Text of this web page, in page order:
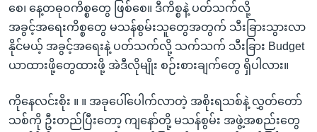
စေ၊ နေ့တဓုဝကိစ္စတွေ ဖြစ်စေ။ ဒီကိစ္စနဲ့ ပတ်သက်လို့
အခွင့်အရေးကိစ္စတွေ မသန်စွမ်းသူတွေအတွက် သီးခြားသွားလာ
နိုင်မယ့် အခွင့်အရေးနဲ့ ပတ်သက်လို့ သက်သက် သီးခြား Budget
ယာထားဖို့တွေထားဖို့ အဲဒီလိုမျိုး စဉ်းစားချက်တွေ ရှိပါလား။
ကိုနေလင်းစိုး ။ ။ အခုပေါ်ပေါက်လာတဲ့ အစိုးရသစ်နဲ့ လွှတ်တော်
သစ်ကို ဦးတည်ပြီးတော့ ကျနော်တို့ မသန်စွမ်း အဖွဲ့အစည်းတွေ